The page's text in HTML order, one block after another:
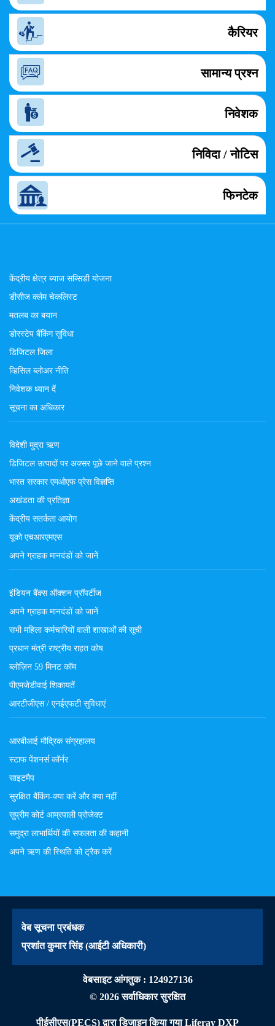
कैरियर
सामान्य प्रश्न
निवेशक
निविदा / नोटिस
फिनटेक
केंद्रीय क्षेत्र ब्याज सब्सिडी योजना
डीसीज क्लेम चेकलिस्ट
मतलब का बयान
डोरस्टेप बैंकिंग सुविधा
डिजिटल जिला
व्हिसिल ब्लोअर नीति
निवेशक ध्यान दें
सूचना का अधिकार
विदेशी मुद्रा ऋण
डिजिटल उत्पादों पर अक्सर पूछे जाने वाले प्रश्न
भारत सरकार एमओएफ प्रेस विज्ञप्ति
अखंडता की प्रतिज्ञा
केंद्रीय सतर्कता आयोग
यूको एचआरएमएस
अपने ग्राहक मानदंडों को जानें
इंडियन बैंक्स ऑक्शन प्रॉपर्टीज
अपने ग्राहक मानदंडों को जानें
सभी महिला कर्मचारियों वाली शाखाओं की सूची
प्रधान मंत्री राष्ट्रीय राहत कोष
ब्लोज़िन 59 मिनट कॉम
पीएमजेडीवाई शिकायतें
आरटीजीएस / एनईएफटी सुविधाएं
आरबीआई मौद्रिक संग्रहालय
स्टाफ पेंशनर्स कॉर्नर
साइटमैप
सुरक्षित बैंकिंग-क्या करें और क्या नहीं
सुप्रीम कोर्ट आम्रपाली प्रोजेक्ट
समुद्रा लाभार्थियों की सफलता की कहानी
अपने ऋण की स्थिति को ट्रैक करें
वेब सूचना प्रबंधक
प्रशांत कुमार सिंह (आईटी अधिकारी)
वेबसाइट आंगतुक : 124927136
© 2026 सर्वाधिकार सुरक्षित
पीईसीएस(PECS)द्वारा डिजाइन किया गयाLiferay DXP